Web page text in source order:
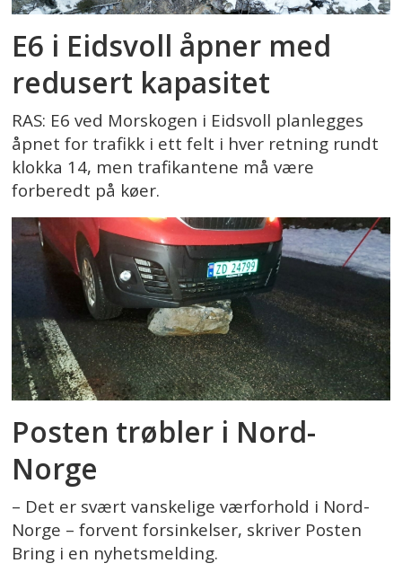
E6 i Eidsvoll åpner med
redusert kapasitet
RAS: E6 ved Morskogen i Eidsvoll planlegges
åpnet for trafikk i ett felt i hver retning rundt
klokka 14, men trafikantene må være
forberedt på køer.
Posten trøbler i Nord-
Norge
– Det er svært vanskelige værforhold i Nord-
Norge – forvent forsinkelser, skriver Posten
Bring i en nyhetsmelding.